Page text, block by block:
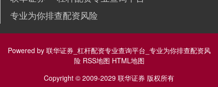
专业为你排查配资风险
Powered by 联华证券_杠杆配资专业查询平台_专业为你排查配资风
险 RSS地图 HTML地图
Copyright © 2009-2029 联华证券 版权所有